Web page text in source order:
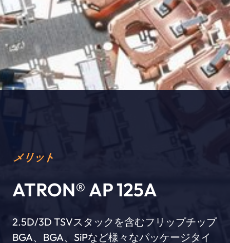
メリット
ATRON® AP 125A
2.5D/3D TSVスタックを含むフリップチップ
BGA、BGA、SiPなど様々なパッケージタイ